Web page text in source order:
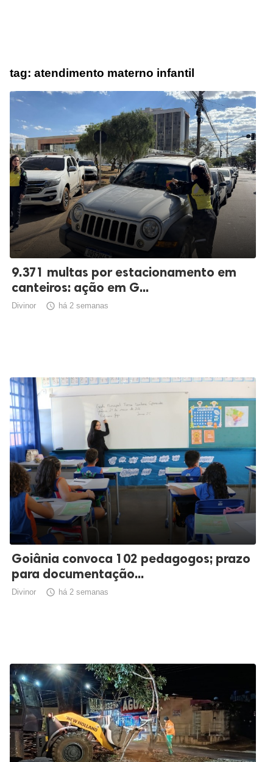
tag: atendimento materno infantil
9.371 multas por estacionamento em
canteiros: ação em G...
Divinor  há 2 semanas
Goiânia convoca 102 pedagogos; prazo
para documentação...
Divinor  há 2 semanas